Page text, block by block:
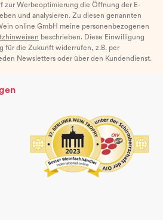
zur Werbeoptimierung die Öffnung der E-
und analysieren. Zu diesen genannten
online GmbH meine personenbezogenen
beschrieben. Diese Einwilligung
für die Zukunft widerrufen, z.B. per
Newsletters oder über den Kundendienst.